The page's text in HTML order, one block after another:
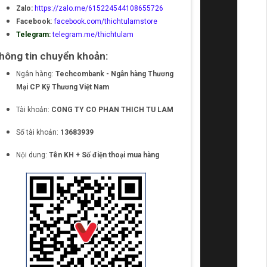
Zalo: https://zalo.me/615224544108655726
Facebook:facebook.com/thichtulamstore
Telegram: telegram.me/thichtulam
tin chuyển khoản:
Ngân hàng: Techcombank - Ngân hàng Thương
Mại CP Kỹ Thương Việt Nam
Tài khoản: CONG TY CO PHAN THICH TU LAM
Số tài khoản: 13683939
Nội dung: Tên KH + Số điện thoại mua hàng